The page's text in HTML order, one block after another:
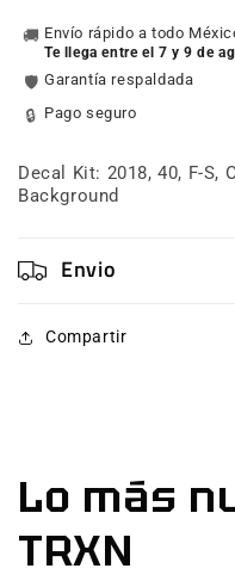
40,
F-
S,
Orange
Matte
Black
Background
40,
F-
S,
Matte
Black
🚚 Envío rápido a todo
Te llega entre el 7 y 9 de
🛡️ Garantía respaldada
🔒 Pago seguro
Decal Kit: 2018, 40, F-S,
Background
Envio
Compartir
Lo más
TRXN